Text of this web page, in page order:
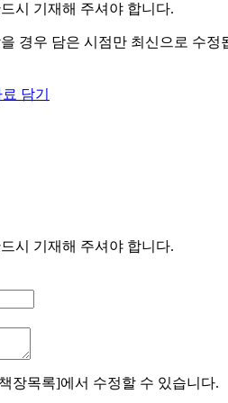
시 기재해 주셔야 합니다.
경우 담은 시점만 최신으로 수정
담기
시 기재해 주셔야 합니다.
장목록]에서 수정할 수 있습니다.